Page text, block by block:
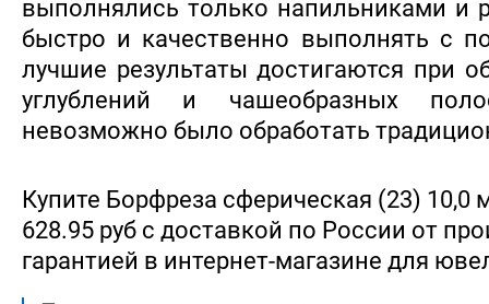
выполнялись только напильниками и
быстро и качественно выполнять с
лучшие результаты достигаются при
углублений и чашеобразных
невозможно было обработать
Купите Борфреза сферическая (23) 10,0
628.95 руб с доставкой по России от
гарантией в интернет-магазине для